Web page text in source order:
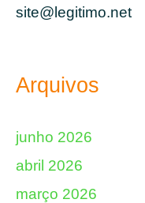
site@legitimo.net
Arquivos
junho 2026
abril 2026
março 2026